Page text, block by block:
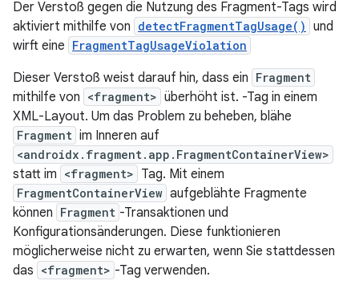
Der Verstoß gegen die Nutzung des Fragment-Tags wird
aktiviert mithilfe von detectFragmentTagUsage() und
wirft eine FragmentTagUsageViolation
Dieser Verstoß weist darauf hin, dass ein Fragment
mithilfe von <fragment> überhöht ist. -Tag in einem
XML-Layout. Um das Problem zu beheben, blähe
Fragment im Inneren auf
<androidx.fragment.app.FragmentContainerView>
statt im <fragment> Tag. Mit einem
FragmentContainerView aufgeblähte Fragmente
können Fragment -Transaktionen und
Konfigurationsänderungen. Diese funktionieren
möglicherweise nicht zu erwarten, wenn Sie stattdessen
das <fragment> -Tag verwenden.